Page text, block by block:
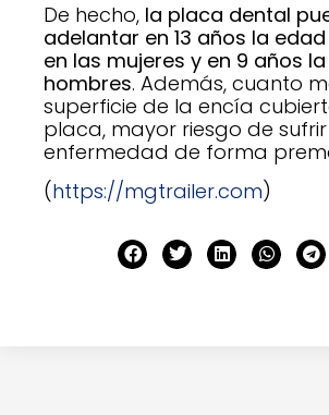
De hecho, la placa dental
adelantar en 13 años la
en las mujeres y en 9 años
hombres. Además, cuanto
superficie de la encía
placa, mayor riesgo de
enfermedad de forma
(https://mgtrailer.com)